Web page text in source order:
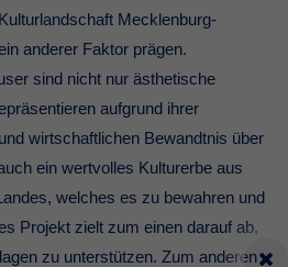
Mecklenburg-
anderer Faktor prägen.
sind nicht nur ästhetische
aufgrund ihrer
wirtschaftlichen Bewandtnis über
ein wertvolles Kulturerbe aus
welches es zu bewahren und
Projekt zielt zum einen darauf ab,
zu unterstützen. Zum anderen